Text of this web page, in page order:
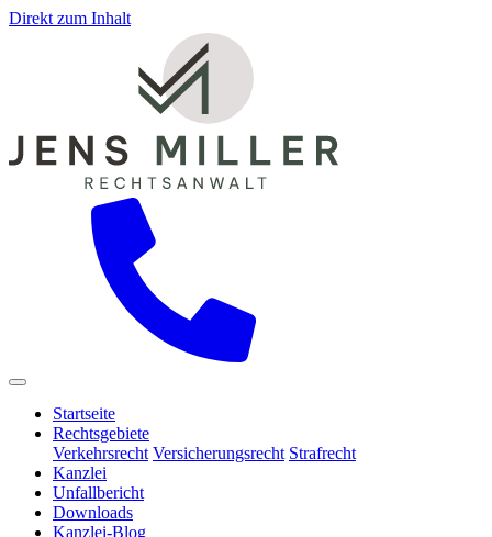
Direkt zum Inhalt
Startseite
Rechtsgebiete
Verkehrsrecht Versicherungsrecht Strafrecht
Kanzlei
Unfallbericht
Downloads
Kanzlei-Blog